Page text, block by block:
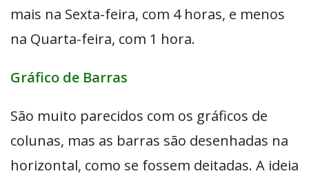
mais na Sexta-feira, com 4 horas, e menos
na Quarta-feira, com 1 hora.
Gráfico de Barras
São muito parecidos com os gráficos de
colunas, mas as barras são desenhadas na
horizontal, como se fossem deitadas. A ideia